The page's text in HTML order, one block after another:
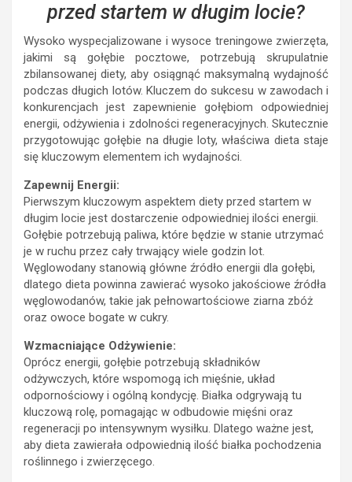
przed startem w długim locie?
Wysoko wyspecjalizowane i wysoce treningowe zwierzęta,
jakimi są gołębie pocztowe, potrzebują skrupulatnie
zbilansowanej diety, aby osiągnąć maksymalną wydajność
podczas długich lotów. Kluczem do sukcesu w zawodach i
konkurencjach jest zapewnienie gołębiom odpowiedniej
energii, odżywienia i zdolności regeneracyjnych. Skutecznie
przygotowując gołębie na długie loty, właściwa dieta staje
się kluczowym elementem ich wydajności.
Zapewnij Energii:
Pierwszym kluczowym aspektem diety przed startem w
długim locie jest dostarczenie odpowiedniej ilości energii.
Gołębie potrzebują paliwa, które będzie w stanie utrzymać
je w ruchu przez cały trwający wiele godzin lot.
Węglowodany stanowią główne źródło energii dla gołębi,
dlatego dieta powinna zawierać wysoko jakościowe źródła
węglowodanów, takie jak pełnowartościowe ziarna zbóż
oraz owoce bogate w cukry.
Wzmacniające Odżywienie:
Oprócz energii, gołębie potrzebują składników
odżywczych, które wspomogą ich mięśnie, układ
odpornościowy i ogólną kondycję. Białka odgrywają tu
kluczową rolę, pomagając w odbudowie mięśni oraz
regeneracji po intensywnym wysiłku. Dlatego ważne jest,
aby dieta zawierała odpowiednią ilość białka pochodzenia
roślinnego i zwierzęcego.